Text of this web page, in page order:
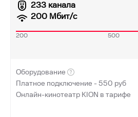
233 канала
200 Мбит/с
200 500
Оборудование
Платное подключение -550 руб
Онлайн-кинотеатр KION в тарифе